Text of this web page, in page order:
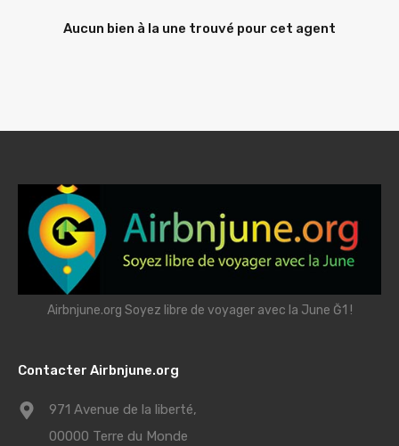
Aucun bien à la une trouvé pour cet agent
Airbnjune.org Soyez libre de voyager avec la June Ğ1 !
Contacter Airbnjune.org
971 Avenue de la liberté,
00000 Terre du Monde